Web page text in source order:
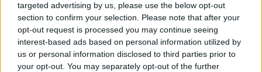
targeted advertising by us, please use the below opt-out
section to confirm your selection. Please note that after your
opt-out request is processed you may continue seeing
interest-based ads based on personal information utilized by
us or personal information disclosed to third parties prior to
your opt-out. You may separately opt-out of the further